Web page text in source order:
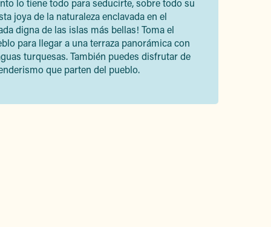
lo tiene todo para seducirte, sobre todo su
joya de la naturaleza enclavada en el
digna de las islas más bellas! Toma el
para llegar a una terraza panorámica con
turquesas. También puedes disfrutar de
que parten del pueblo.